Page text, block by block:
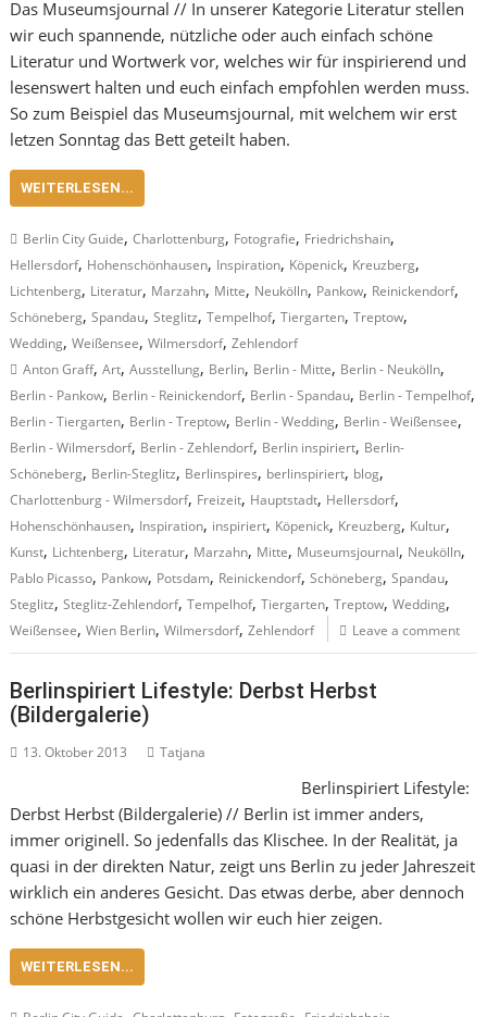
Das Museumsjournal // In unserer Kategorie Literatur stellen
wir euch spannende, nützliche oder auch einfach schöne
Literatur und Wortwerk vor, welches wir für inspirierend und
lesenswert halten und euch einfach empfohlen werden muss.
So zum Beispiel das Museumsjournal, mit welchem wir erst
letzen Sonntag das Bett geteilt haben.
WEITERLESEN...
Berlin City Guide,Charlottenburg, Fotografie, Friedrichshain,
Hellersdorf, Hohenschönhausen, Inspiration, Köpenick, Kreuzberg,
Lichtenberg, Literatur, Marzahn, Mitte, Neukölln, Pankow, Reinickendorf,
Schöneberg,Spandau,Steglitz,Tempelhof,Tiergarten,Treptow,
Wedding,Weißensee,Wilmersdorf,Zehlendorf
Anton Graff,Art,Ausstellung, Berlin, Berlin - Mitte, Berlin - Neukölln,
Berlin - Pankow, Berlin - Reinickendorf, Berlin - Spandau, Berlin - Tempelhof,
Berlin - Tiergarten, Berlin - Treptow, Berlin - Wedding, Berlin - Weißensee,
Berlin - Wilmersdorf, Berlin - Zehlendorf, Berlin inspiriert, Berlin-
Schöneberg, Berlin-Steglitz, Berlinspires, berlinspiriert, blog,
Charlottenburg - Wilmersdorf, Freizeit, Hauptstadt, Hellersdorf,
Hohenschönhausen, Inspiration, inspiriert, Köpenick, Kreuzberg, Kultur,
Kunst, Lichtenberg, Literatur, Marzahn, Mitte, Museumsjournal, Neukölln,
Pablo Picasso, Pankow, Potsdam, Reinickendorf,Schöneberg,Spandau,
Steglitz,Steglitz-Zehlendorf,Tempelhof,Tiergarten,Treptow,Wedding,
Weißensee,Wien Berlin,Wilmersdorf,Zehlendorf Leave a comment
Berlinspiriert Lifestyle: Derbst Herbst
(Bildergalerie)
13. Oktober 2013 Tatjana
Berlinspiriert Lifestyle:
Derbst Herbst (Bildergalerie) // Berlin ist immer anders,
immer originell. So jedenfalls das Klischee. In der Realität, ja
quasi in der direkten Natur, zeigt uns Berlin zu jeder Jahreszeit
wirklich ein anderes Gesicht. Das etwas derbe, aber dennoch
schöne Herbstgesicht wollen wir euch hier zeigen.
WEITERLESEN...